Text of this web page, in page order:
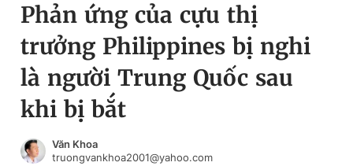
Chuyên mục
Chuyên mục khác
Chào ngày mới
Tin thị trường Tin 360
Đổi mật khẩu
Tin đã lưu
Tin đã xem
Phản ứng của cựu thị
trưởng Philippines bị nghi
là người Trung Quốc sau
khi bị bắt
Văn Khoa
truongvankhoa2001@yahoo.com